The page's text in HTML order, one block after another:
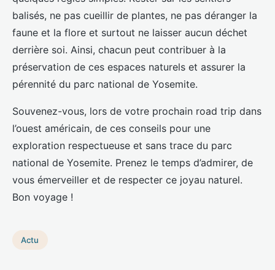
balisés, ne pas cueillir de plantes, ne pas déranger la
faune et la flore et surtout ne laisser aucun déchet
derrière soi. Ainsi, chacun peut contribuer à la
préservation de ces espaces naturels et assurer la
pérennité du parc national de Yosemite.
Souvenez-vous, lors de votre prochain road trip dans
l’ouest américain, de ces conseils pour une
exploration respectueuse et sans trace du parc
national de Yosemite. Prenez le temps d’admirer, de
vous émerveiller et de respecter ce joyau naturel.
Bon voyage !
Actu